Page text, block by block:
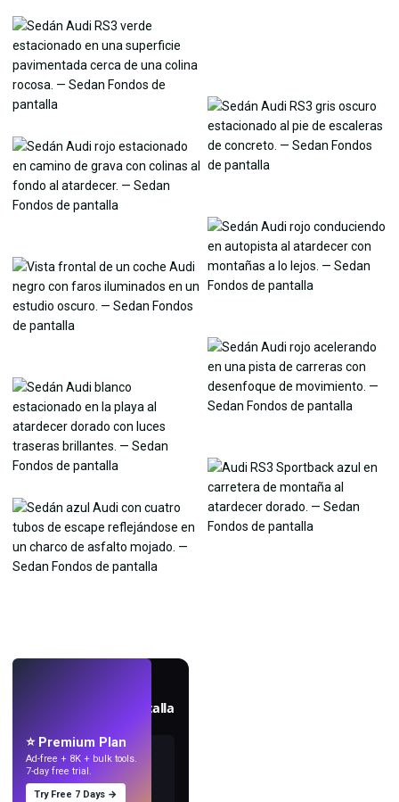
Crea fondos de pantalla
⭐ Premium Plan
Ad-free + 8K + bulk tools.
7-day free trial.
Try Free 7 Days →